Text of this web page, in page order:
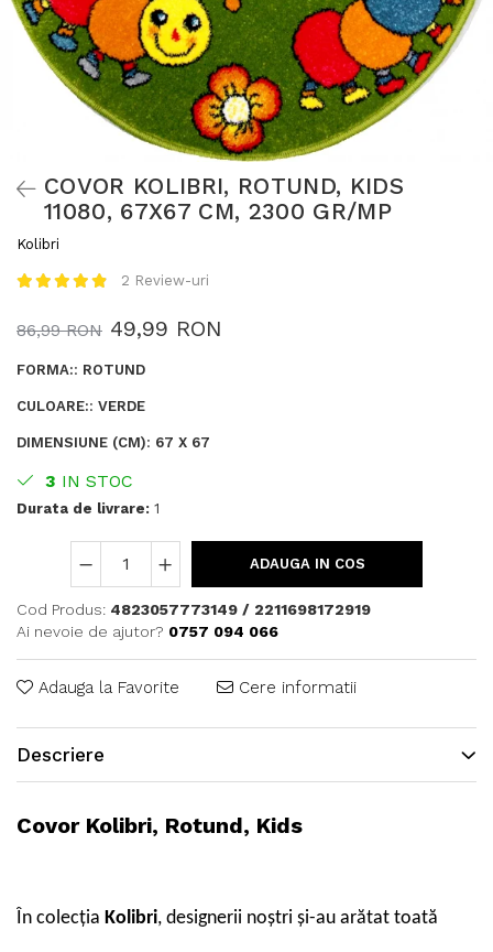
COVOR KOLIBRI, ROTUND, KIDS
11080, 67X67 CM, 2300 GR/MP
Kolibri
2 Review-uri
86,99 RON 49,99 RON
FORMA:: ROTUND
CULOARE:: VERDE
DIMENSIUNE (CM): 67 X 67
3 IN STOC
Durata de livrare: 1
ADAUGA IN COS
Cod Produs: 4823057773149 / 2211698172919
Ai nevoie de ajutor? 0757 094 066
Adauga la Favorite Cere informatii
Descriere
Covor Kolibri, Rotund, Kids
În colecția Kolibri, designerii noștri și-au arătat toată